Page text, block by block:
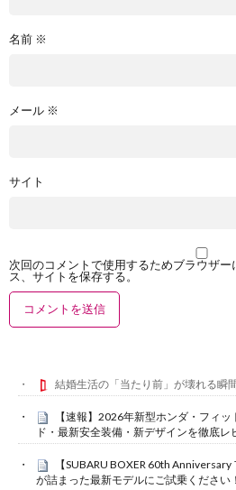
名前 ※
メール ※
サイト
次回のコメントで使用するためブラウザ
ス、サイトを保存する。
結婚生活の「当たり前」が壊れる瞬
【速報】2026年新型ホンダ・フィ
ド・最新安全装備・新デザインを徹底レ
【SUBARU BOXER 60th
が詰まった最新モデルにご試乗ください！